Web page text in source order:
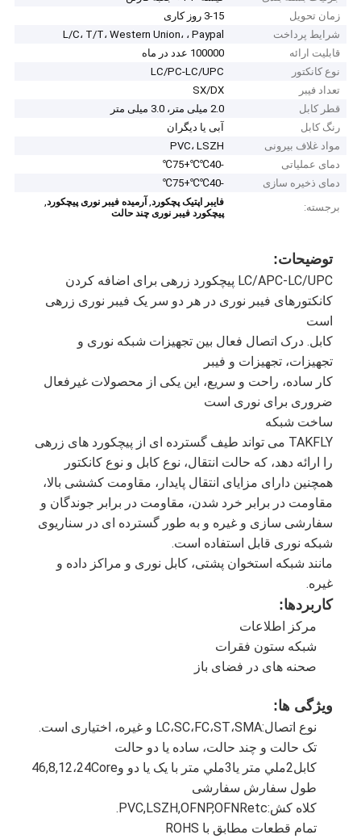
زمان تحویل
3-15 روز کاری
شرایط پرداخت
L/C، T/T، Western Union، ، Paypal
قابلیت ارائه
100000 عدد در ماه
نوع کانکتور
LC/PC-LC/UPC
تعداد فیبر
SX/DX
قطر کابل
2.0 میلی متر، 3.0 میلی متر
رنگ کابل
آبی یا دیگران
مواد غلاف بیرونی
PVC، LSZH
دمای عملیاتی
-40℃℃+75℃
دمای ذخیره سازی
-40℃℃+75℃
برجسته:
فايبر اپتيک پچکورد,آرمیده فیبر نوری پیچکورد,
پیچکورد فیبر نوری چند حالت
توضیحات:
LC/APC-LC/UPC پیچکورد زرهی برای اضافه کردن
کانکتورهای فیبر نوری در هر دو سر یک فیبر نوری زرهی
است
کابل. درک اتصال فعال بین تجهیزات شبکه نوری و
تجهیزات، تجهیزات و فیبر
کار ساده، راحت و سریع، این یکی از محصولات غیرفعال
ضروری برای نوری است
ساخت شبکه
TAKFLY می تواند طیف گسترده ای از پیچکورد های زرهی
را ارائه دهد، که حالت انتقال، نوع کابل و نوع کانکتور
همچنین دارای مزایای انتقال پایدار، مقاومت کششی بالا،
مقاومت در برابر خرد شدن، مقاومت در برابر جوندگان و
سفارشی سازی و غیره و به طور گسترده ای در سناریوی
شبکه نوری قابل استفاده است.
مانند شبکه استخوان پشتی، کابل نوری و مراکز داده و
غیره.
کاربردها:
مرکز اطلاعات
شبکه ستون فقرات
صحنه های در فضای باز
ویژگی ها:
نوع اتصال:LC،SC،FC،ST،SMA و غیره، اختیاری است.
تک حالت و چند حالت، ساده یا دو حالت
کابل2ملي متر يا3ملي متر با يک يا دو و46,8,12،24Core
طول سفارش سفارشی
کلاه کش:PVC,LSZH,OFNP,OFNRetc.
تمام قطعات مطابق با ROHS